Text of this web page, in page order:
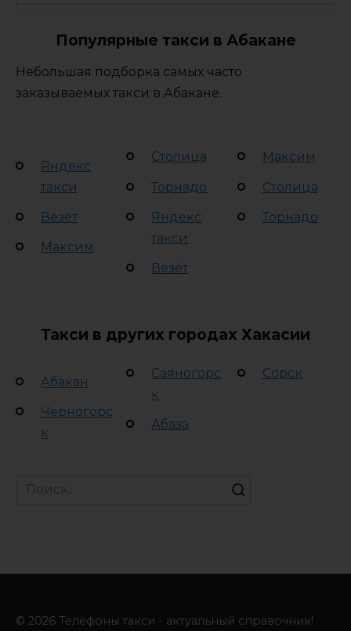
Популярные такси в Абакане
Небольшая подборка самых часто
заказываемых такси в Абакане.
Яндекс
такси
Везёт
Максим
Столица
Торнадо
Яндекс
такси
Везёт
Максим
Столица
Торнадо
Такси в других городах Хакасии
Абакан
Черногорс
к
Саяногорс
к
Абаза
Сорск
Search
© 2026 Телефоны такси - актуальный справочник!